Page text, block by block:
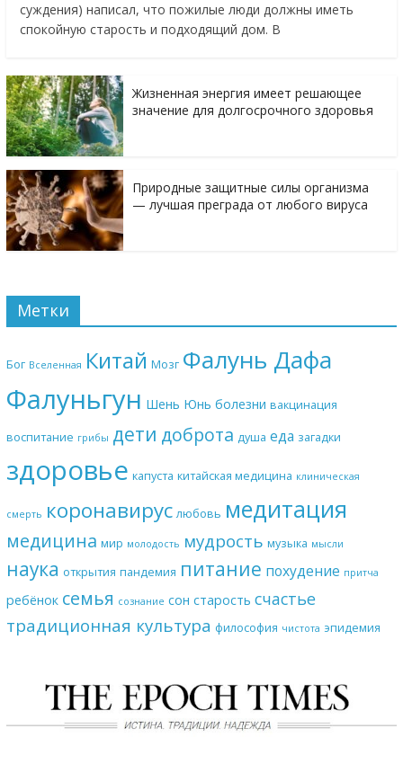
суждения) написал, что пожилые люди должны иметь
спокойную старость и подходящий дом. В
Жизненная энергия имеет решающее
значение для долгосрочного здоровья
Природные защитные силы организма
— лучшая преграда от любого вируса
Метки
Бог Вселенная Китай Мозг Фалунь Дафа
Фалуньгун Шень Юнь болезни вакцинация
воспитание грибы дети доброта душа еда загадки
здоровье капуста китайская медицина клиническая
смерть коронавирус любовь медитация
медицина мир молодость мудрость музыка мысли
наука открытия пандемия питание похудение притча
ребёнок семья сознание сон старость счастье
традиционная культура философия чистота эпидемия